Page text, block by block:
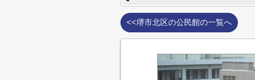
<<堺市北区の公民館の一覧へ